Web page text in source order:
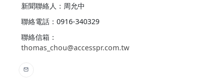
新聞聯絡人：周允中
聯絡電話：0916-340329
聯絡信箱：
thomas_chou@accesspr.com.tw